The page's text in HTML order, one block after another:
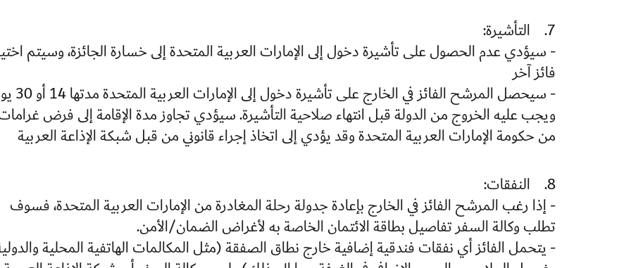
7. التأشيرة:
- سيؤدي عدم الحصول على تأشيرة دخول إلى الإمارات العربية المتحدة إلى خسارة الجائزة، وسيتم
فائز آخر
- سيحصل المرشح الفائز في
ويجب عليه الخروج من الدولة قبل انتهاء صلاحية التأشيرة. سيؤدي تجاوز مدة الإقامة إلى فرض
من حكومة الإمارات العربية المتحدة وقد يؤدي إلى اتخاذ إجراء قانوني من قبل شبكة الإذاعة العربية
8. النفقات:
- إذا رغب المرشح الفائز في الخارج بإعادة جدولة رحلة المغادرة من الإمارات العربية المتحدة، فسوف
تطلب وكالة السفر تفاصيل بطاقة الائتمان الخاصة به لأغراض الضمان/الأمن.
- يتحمل الفائز أي نفقات فندقية إضافية خارج نطاق الصفقة (مثل المكالمات الهاتفية المحلية